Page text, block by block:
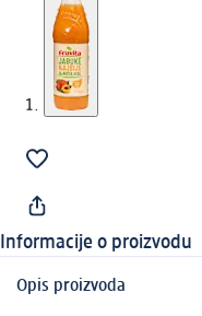
Informacije o proizvodu
Opis proizvoda